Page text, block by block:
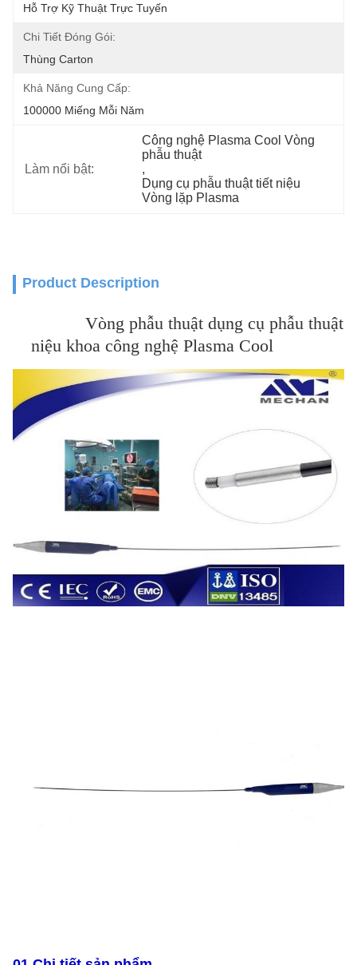
Hỗ Trợ Kỹ Thuật Trực Tuyến
Chi Tiết Đóng Gói:
Thùng Carton
Khả Năng Cung Cấp:
100000 Miếng Mỗi Năm
Làm nổi bật:
Công nghệ Plasma Cool Vòng
phẫu thuật
,
Dụng cụ phẫu thuật tiết niệu
Vòng lặp Plasma
Product Description
Vòng phẫu thuật dụng cụ phẫu thuật
niệu khoa công nghệ Plasma Cool